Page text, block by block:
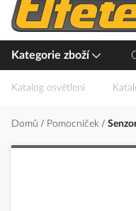
Kategorie zboží
Katalog osvětlení
Domů Pomocníček